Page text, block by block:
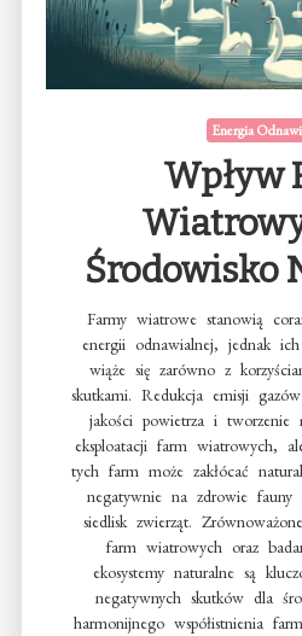
Energia
Wpływ
Środowisko
Farmy wiatrowe stanowią
energii odnawialnej, jednak
wiąże się zarówno z
skutkami. Redukcja emisji
jakości powietrza i tworzenie
eksploatacji farm wiatrowych,
tych farm może zakłócać
negatywnie na zdrowie
siedlisk zwierząt.
farm wiatrowych oraz
ekosystemy naturalne są
negatywnych skutków dla
harmonijnego współistnienia